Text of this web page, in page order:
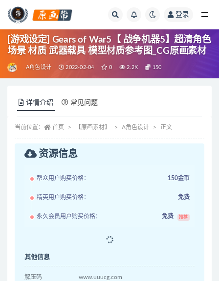
登录
[游戏设定] Gears of War5【 战争机器5】超清角色
场景 材质 武器载具 模型材质参考图_CG原画素材
A角色设计 2022-02-04 0 2.2K 150
详情介绍 常见问题
当前位置： 首页 【原画素材】 A角色设计 正文
资源信息
帮众用户购买价格： 150金币
精英用户购买价格： 免费
永久会员用户购买价格： 免费 推荐
其他信息
解压码 www.uuucg.com